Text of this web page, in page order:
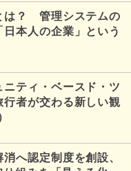
は？ 管理システムの
本人の企業」という
ティ・ベースド・ツ
者が交わる新しい観
へ認定制度を創設、